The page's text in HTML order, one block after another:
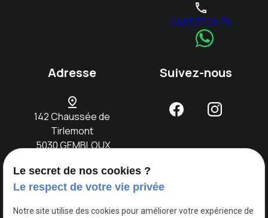
phone
0493 37 09 79
Adresse
pin_drop
142 Chaussée de
Tirlemont
5030 GEMBLOUX
Suivez-nous
Accueil
Notre LocationEvènements
Le secret de nos cookies ?
Le respect de votre vie privée
Notre site utilise des cookies pour améliorer votre expérience de